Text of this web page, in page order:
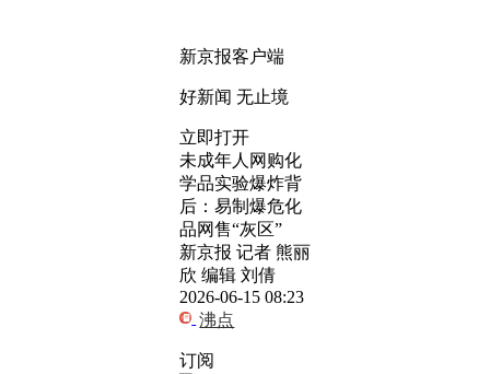
新京报客户端
好新闻 无止境
立即打开
未成年人网购化
学品实验爆炸背
后：易制爆危化
品网售“灰区”
新京报 记者 熊丽
欣 编辑 刘倩
2026-06-15 08:23
沸点
订阅